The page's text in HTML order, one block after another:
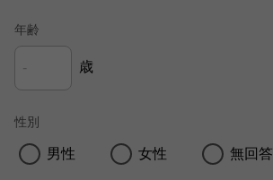
年齢
歳
性別
男性 女性 無回答